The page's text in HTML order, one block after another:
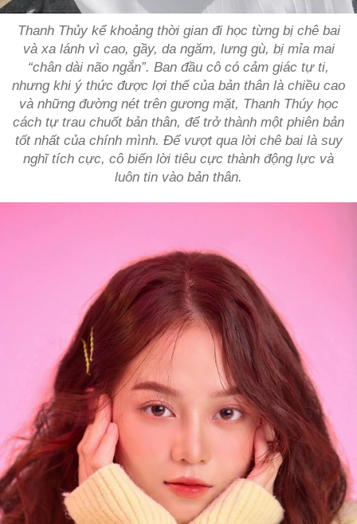
Thanh Thủy kể khoảng thời gian đi học từng bị chê bai
và xa lánh vì cao, gầy, da ngăm, lưng gù, bị mỉa mai
“chân dài não ngắn”. Ban đầu cô có cảm giác tự ti,
nhưng khi ý thức được lợi thế của bản thân là chiều cao
và những đường nét trên gương mặt, Thanh Thúy học
cách tự trau chuốt bản thân, để trở thành một phiên bản
tốt nhất của chính mình. Để vượt qua lời chê bai là suy
nghĩ tích cực, cô biến lời tiêu cực thành động lực và
luôn tin vào bản thân.